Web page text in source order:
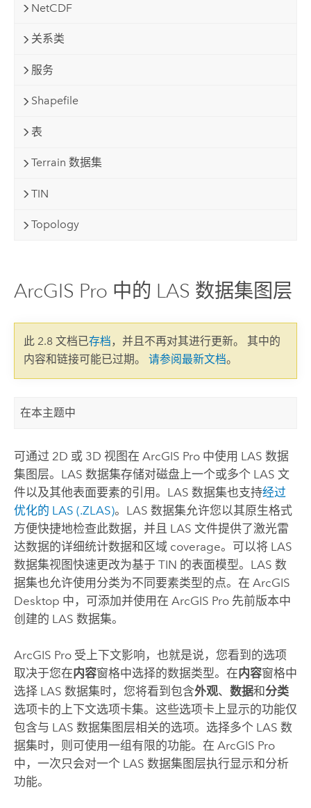
NetCDF
关系类
服务
Shapefile
表
Terrain 数据集
TIN
Topology
ArcGIS Pro 中的 LAS 数据集图层
此 2.8 文档已存档，并且不再对其进行更新。 其中的
内容和链接可能已过期。 请参阅最新文档。
在本主题中
可通过 2D 或 3D 视图在 ArcGIS Pro中使用 LAS 数据
集图层。LAS 数据集存储对磁盘上一个或多个 LAS 文
件以及其他表面要素的引用。LAS 数据集也支持经过
优化的 LAS (.ZLAS)。LAS 数据集允许您以其原生格式
方便快捷地检查此数据，并且 LAS 文件提供了激光雷
达数据的详细统计数据和区域 coverage。可以将 LAS
数据集视图快速更改为基于 TIN 的表面模型。LAS 数
据集也允许使用分类为不同要素类型的点。在 ArcGIS
Desktop 中，可添加并使用在 ArcGIS Pro先前版本中
创建的 LAS 数据集。
ArcGIS Pro受上下文影响，也就是说，您看到的选项
取决于您在内容窗格中选择的数据类型。在内容窗格中
选择 LAS 数据集时，您将看到包含外观、 数据和 分类
选项卡的上下文选项卡集。这些选项卡上显示的功能仅
包含与 LAS 数据集图层相关的选项。选择多个 LAS 数
据集时，则可使用一组有限的功能。在 ArcGIS Pro
中，一次只会对一个 LAS 数据集图层执行显示和分析
功能。